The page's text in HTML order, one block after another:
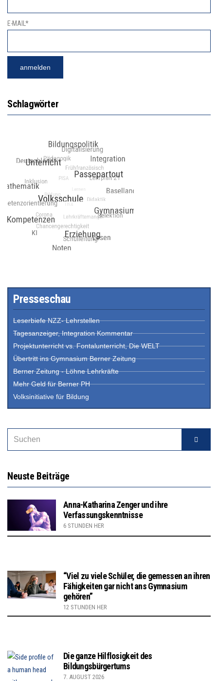
E-MAIL*
Schlagwörter
Presseschau
Leserbiefe NZZ- Lehrstellen
Tagesanzeiger, Integration Kommentar
Projektunterricht vs. Fontalunterricht, Die WELT
Übertritt ins Gymnasium Berner Zeitung
Berner Zeitung - Löhne Lehrkräfte
Mehr Geld für Berner PH
Volksinitiative für Bildung
Neuste Beiträge
Anna-Katharina Zenger und ihre
Verfassungskenntnisse
6 STUNDEN HER
“Viel zu viele Schüler, die gemessen an ihren
Fähigkeiten gar nicht ans Gymnasium
gehören”
12 STUNDEN HER
Die ganze Hilflosigkeit des
Bildungsbürgertums
7. AUGUST 2026